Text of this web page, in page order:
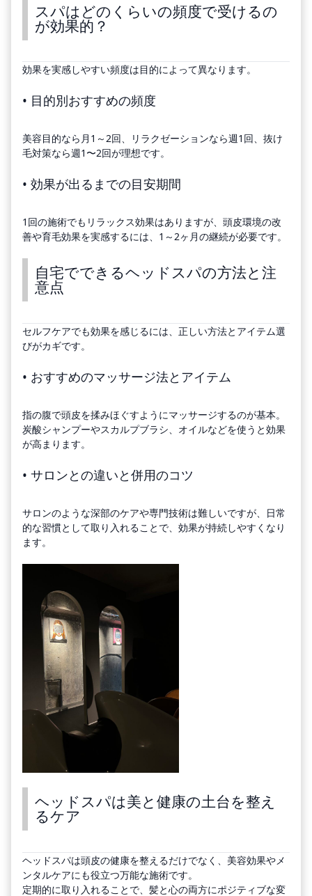
スパはどのくらいの頻度で受けるの
が効果的？
効果を実感しやすい頻度は目的によって異なります。
• 目的別おすすめの頻度
美容目的なら月1～2回、リラクゼーションなら週1回、抜け
毛対策なら週1〜2回が理想です。
• 効果が出るまでの目安期間
1回の施術でもリラックス効果はありますが、頭皮環境の改
善や育毛効果を実感するには、1～2ヶ月の継続が必要です。
自宅でできるヘッドスパの方法と注
意点
セルフケアでも効果を感じるには、正しい方法とアイテム選
びがカギです。
• おすすめのマッサージ法とアイテム
指の腹で頭皮を揉みほぐすようにマッサージするのが基本。
炭酸シャンプーやスカルプブラシ、オイルなどを使うと効果
が高まります。
• サロンとの違いと併用のコツ
サロンのような深部のケアや専門技術は難しいですが、日常
的な習慣として取り入れることで、効果が持続しやすくなり
ます。
ヘッドスパは美と健康の土台を整え
るケア
ヘッドスパは頭皮の健康を整えるだけでなく、美容効果やメ
ンタルケアにも役立つ万能な施術です。
定期的に取り入れることで、髪と心の両方にポジティブな変